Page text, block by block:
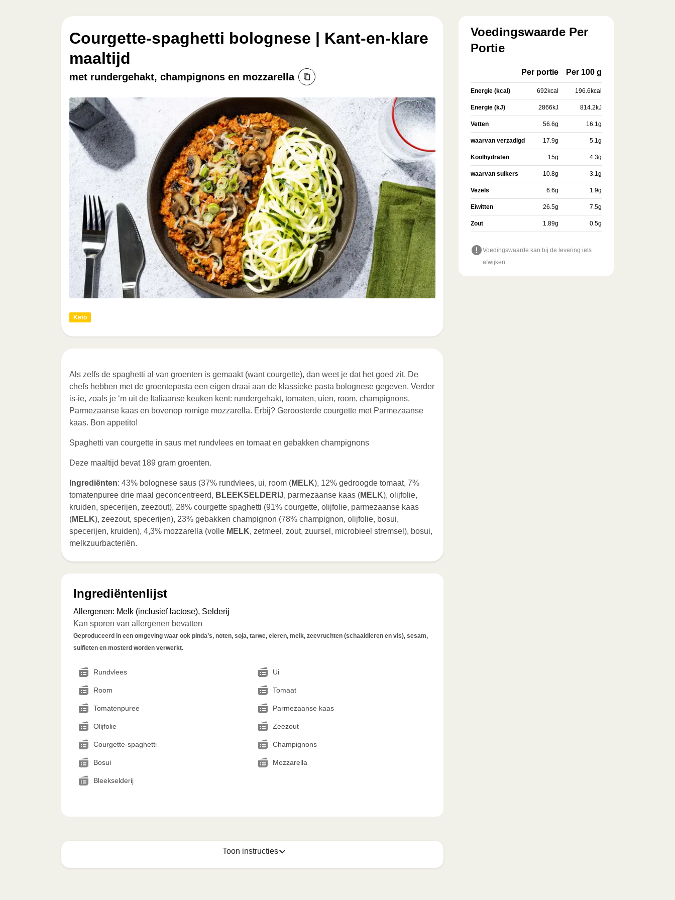
Courgette-spaghetti bolognese | Kant-en-klare
maaltijd
met rundergehakt, champignons en mozzarella
Keto
Als zelfs de spaghetti al van groenten is gemaakt (want courgette), dan weet je dat het goed zit. De
chefs hebben met de groentepasta een eigen draai aan de klassieke pasta bolognese gegeven. Verder
is-ie, zoals je ‘m uit de Italiaanse keuken kent: rundergehakt, tomaten, uien, room, champignons,
Parmezaanse kaas en bovenop romige mozzarella. Erbij? Geroosterde courgette met Parmezaanse
kaas. Bon appetito!
Spaghetti van courgette in saus met rundvlees en tomaat en gebakken champignons
Deze maaltijd bevat 189 gram groenten.
Ingrediënten: 43% bolognese saus (37% rundvlees, ui, room (MELK), 12% gedroogde tomaat, 7%
tomatenpuree drie maal geconcentreerd, BLEEKSELDERIJ, parmezaanse kaas (MELK), olijfolie,
kruiden, specerijen, zeezout), 28% courgette spaghetti (91% courgette, olijfolie, parmezaanse kaas
(MELK), zeezout, specerijen), 23% gebakken champignon (78% champignon, olijfolie, bosui,
specerijen, kruiden), 4,3% mozzarella (volle MELK, zetmeel, zout, zuursel, microbieel stremsel), bosui,
melkzuurbacteriën.
Ingrediëntenlijst
Allergenen: Melk (inclusief lactose), Selderij
Kan sporen van allergenen bevatten
Geproduceerd in een omgeving waar ook pinda’s, noten, soja, tarwe, eieren, melk, zeevruchten (schaaldieren en vis), sesam,
sulfieten en mosterd worden verwerkt.
Rundvlees Ui
Room Tomaat
Tomatenpuree Parmezaanse kaas
Olijfolie Zeezout
Courgette-spaghetti Champignons
Bosui Mozzarella
Bleekselderij
Toon instructies
Zo geniet je er op z'n best van
Voedingswaarde Per
Portie
Per portie Per 100 g
Energie (kcal) 692kcal 196.6kcal
Energie (kJ) 2866kJ 814.2kJ
Vetten 56.6g 16.1g
waarvan verzadigd 17.9g 5.1g
Koolhydraten 15g 4.3g
waarvan suikers 10.8g 3.1g
Vezels 6.6g 1.9g
Eiwitten 26.5g 7.5g
Zout 1.89g 0.5g
Voedingswaarde kan bij de levering iets
afwijken.